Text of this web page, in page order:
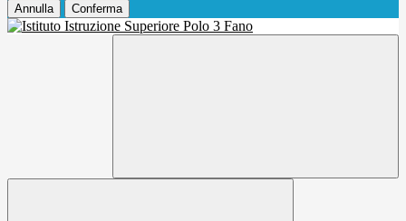
Annulla Conferma